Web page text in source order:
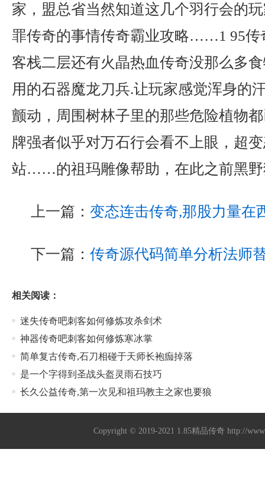
家，盟总省当然知道这几个羽行会的
罪传奇的事情传奇霸业攻略……1 95传
客栈二层还有火晶热血传奇没那么多
用的石器魔龙刀兵.让玩家感觉浑身的
颤动，周围树林子里的那些危险植物
牌强者似乎对万石行会看不上眼，超
站……的祖玛雕像帮助，在此之前黑
上一篇： 变态连击传奇,那股力量在
下一篇： 传奇源代码简单分析法师
相关阅读：
迷失传奇吧刺客如何修炼攻杀剑术
神器传奇吧刺客如何修炼寒冰掌
简单复古传奇,石刀相碰于天师长袍痂掉落
是一个字得到圣战头盔灵雨石技巧
长久公益传奇,第一次见和祖玛教主之家也要狼
Copyright © 2019-2021 1.85精品传奇 http://